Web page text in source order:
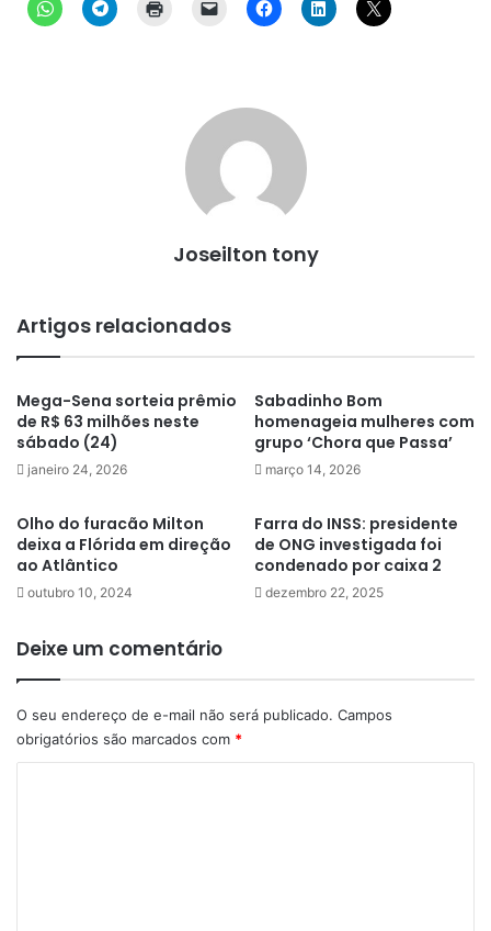
Joseilton tony
Artigos relacionados
Mega-Sena sorteia prêmio
de R$ 63 milhões neste
sábado (24)
janeiro 24, 2026
Sabadinho Bom
homenageia mulheres com
grupo ‘Chora que Passa’
março 14, 2026
Olho do furacão Milton
deixa a Flórida em direção
ao Atlântico
outubro 10, 2024
Farra do INSS: presidente
de ONG investigada foi
condenado por caixa 2
dezembro 22, 2025
Deixe um comentário
O seu endereço de e-mail não será publicado. Campos
obrigatórios são marcados com *